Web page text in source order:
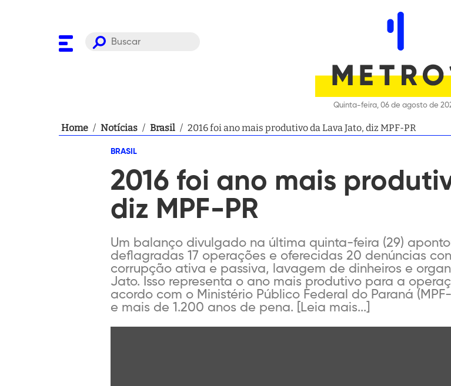
Quinta-feira, 06 de agosto de
Home / Notícias / Brasil / 2016 foi ano mais produtivo da Lava Jato, diz MPF-PR
BRASIL
2016 foi ano mais
diz MPF-PR
Um balanço divulgado na última quinta-feira (29)
deflagradas 17 operações e oferecidas 20 denúncias
corrupção ativa e passiva, lavagem de dinheiros e
Jato. Isso representa o ano mais produtivo para a
acordo com o Ministério Público Federal do Paraná
e mais de 1.200 anos de pena. [Leia mais...]